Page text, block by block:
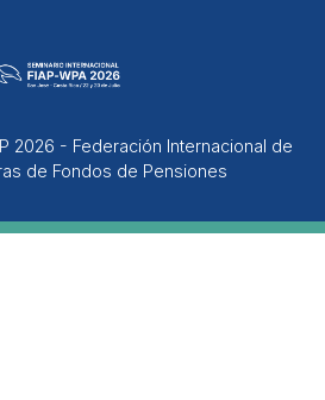
2026 - Federación Internacional de
de Fondos de Pensiones